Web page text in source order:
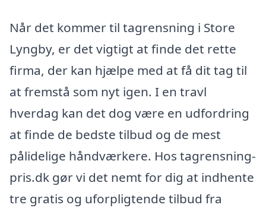
Når det kommer til tagrensning i Store
Lyngby, er det vigtigt at finde det rette
firma, der kan hjælpe med at få dit tag til
at fremstå som nyt igen. I en travl
hverdag kan det dog være en udfordring
at finde de bedste tilbud og de mest
pålidelige håndværkere. Hos tagrensning-
pris.dk gør vi det nemt for dig at indhente
tre gratis og uforpligtende tilbud fra